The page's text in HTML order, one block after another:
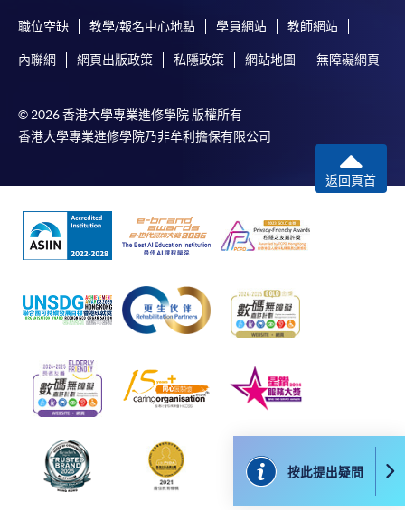
確認。另外，確認電子郵件亦會發送到 閣下的電
除特殊情況(例如課程因報名人數不足而被取消)及
法例規定外，一切已繳費用，概不退還。
如須甄選入學，則正式收據並不可作為 閣下已獲
取錄的證明。學院將在截止報名日期後儘快通知申
請者是否獲取錄。落選的申請人將獲退還已繳交的
學費。
免責聲明
本學院為學院開設的其中一些課程提供在線服務的平台。雖然
本學院會力求在有關網頁上刊載的資訊正確和合時，但本學院
卻不能為這些資訊作出任何明確或隱含的保證。本學院尤其不
會保證下列各項：資訊並無侵犯版權，資訊可安全使用、資訊
準確、資訊適合任何目的、資訊不含電腦病毒等。
本學院（包括其僱員及附屬機構）對你在網上付款而由下列原
按此提出疑問
折
職位空缺 教學/報名中心地點 學員網站 教師網站
內聯網 網頁出版政策 私隱政策 網站地圖 無障礙網頁
© 2026 香港大學專業進修學院 版權所有
香港大學專業進修學院乃非牟利擔保有限公司
返回頁首